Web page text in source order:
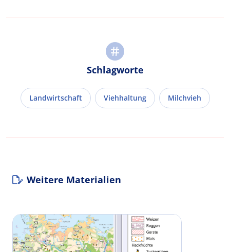
Schlagworte
Landwirtschaft Viehhaltung Milchvieh
Weitere Materialien